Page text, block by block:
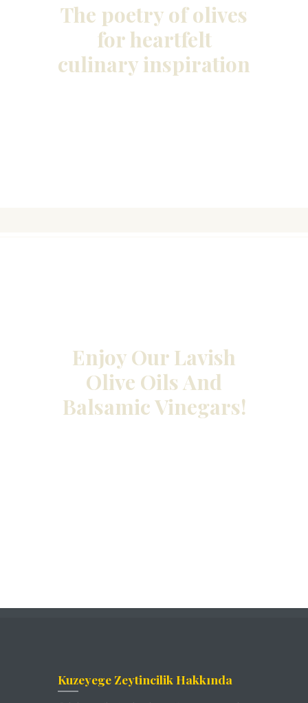
The poetry of olives
for heartfelt
culinary inspiration
Enjoy Our Lavish
Olive Oils And
Balsamic Vinegars!
Kuzeyege Zeytincilik Hakkında